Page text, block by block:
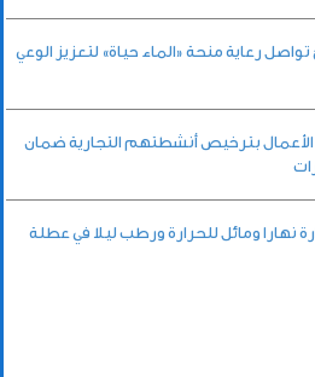
رعاية منحة «الماء حياة» لتعزيز الوعي
الأعمال بترخيص أنشطتهم التجارية ضمان
نهارا ومائل للحرارة ورطب ليلا في عطلة